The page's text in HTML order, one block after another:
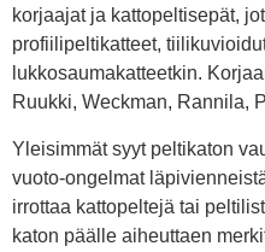
korjaajat ja kattopeltisepät,
profiilipeltikatteet,
lukkosaumakatteetkin.
Ruukki, Weckman, Rannila,
Yleisimmät syyt peltikaton
vuoto-ongelmat
irrottaa kattopeltejä tai
katon päälle aiheuttaen